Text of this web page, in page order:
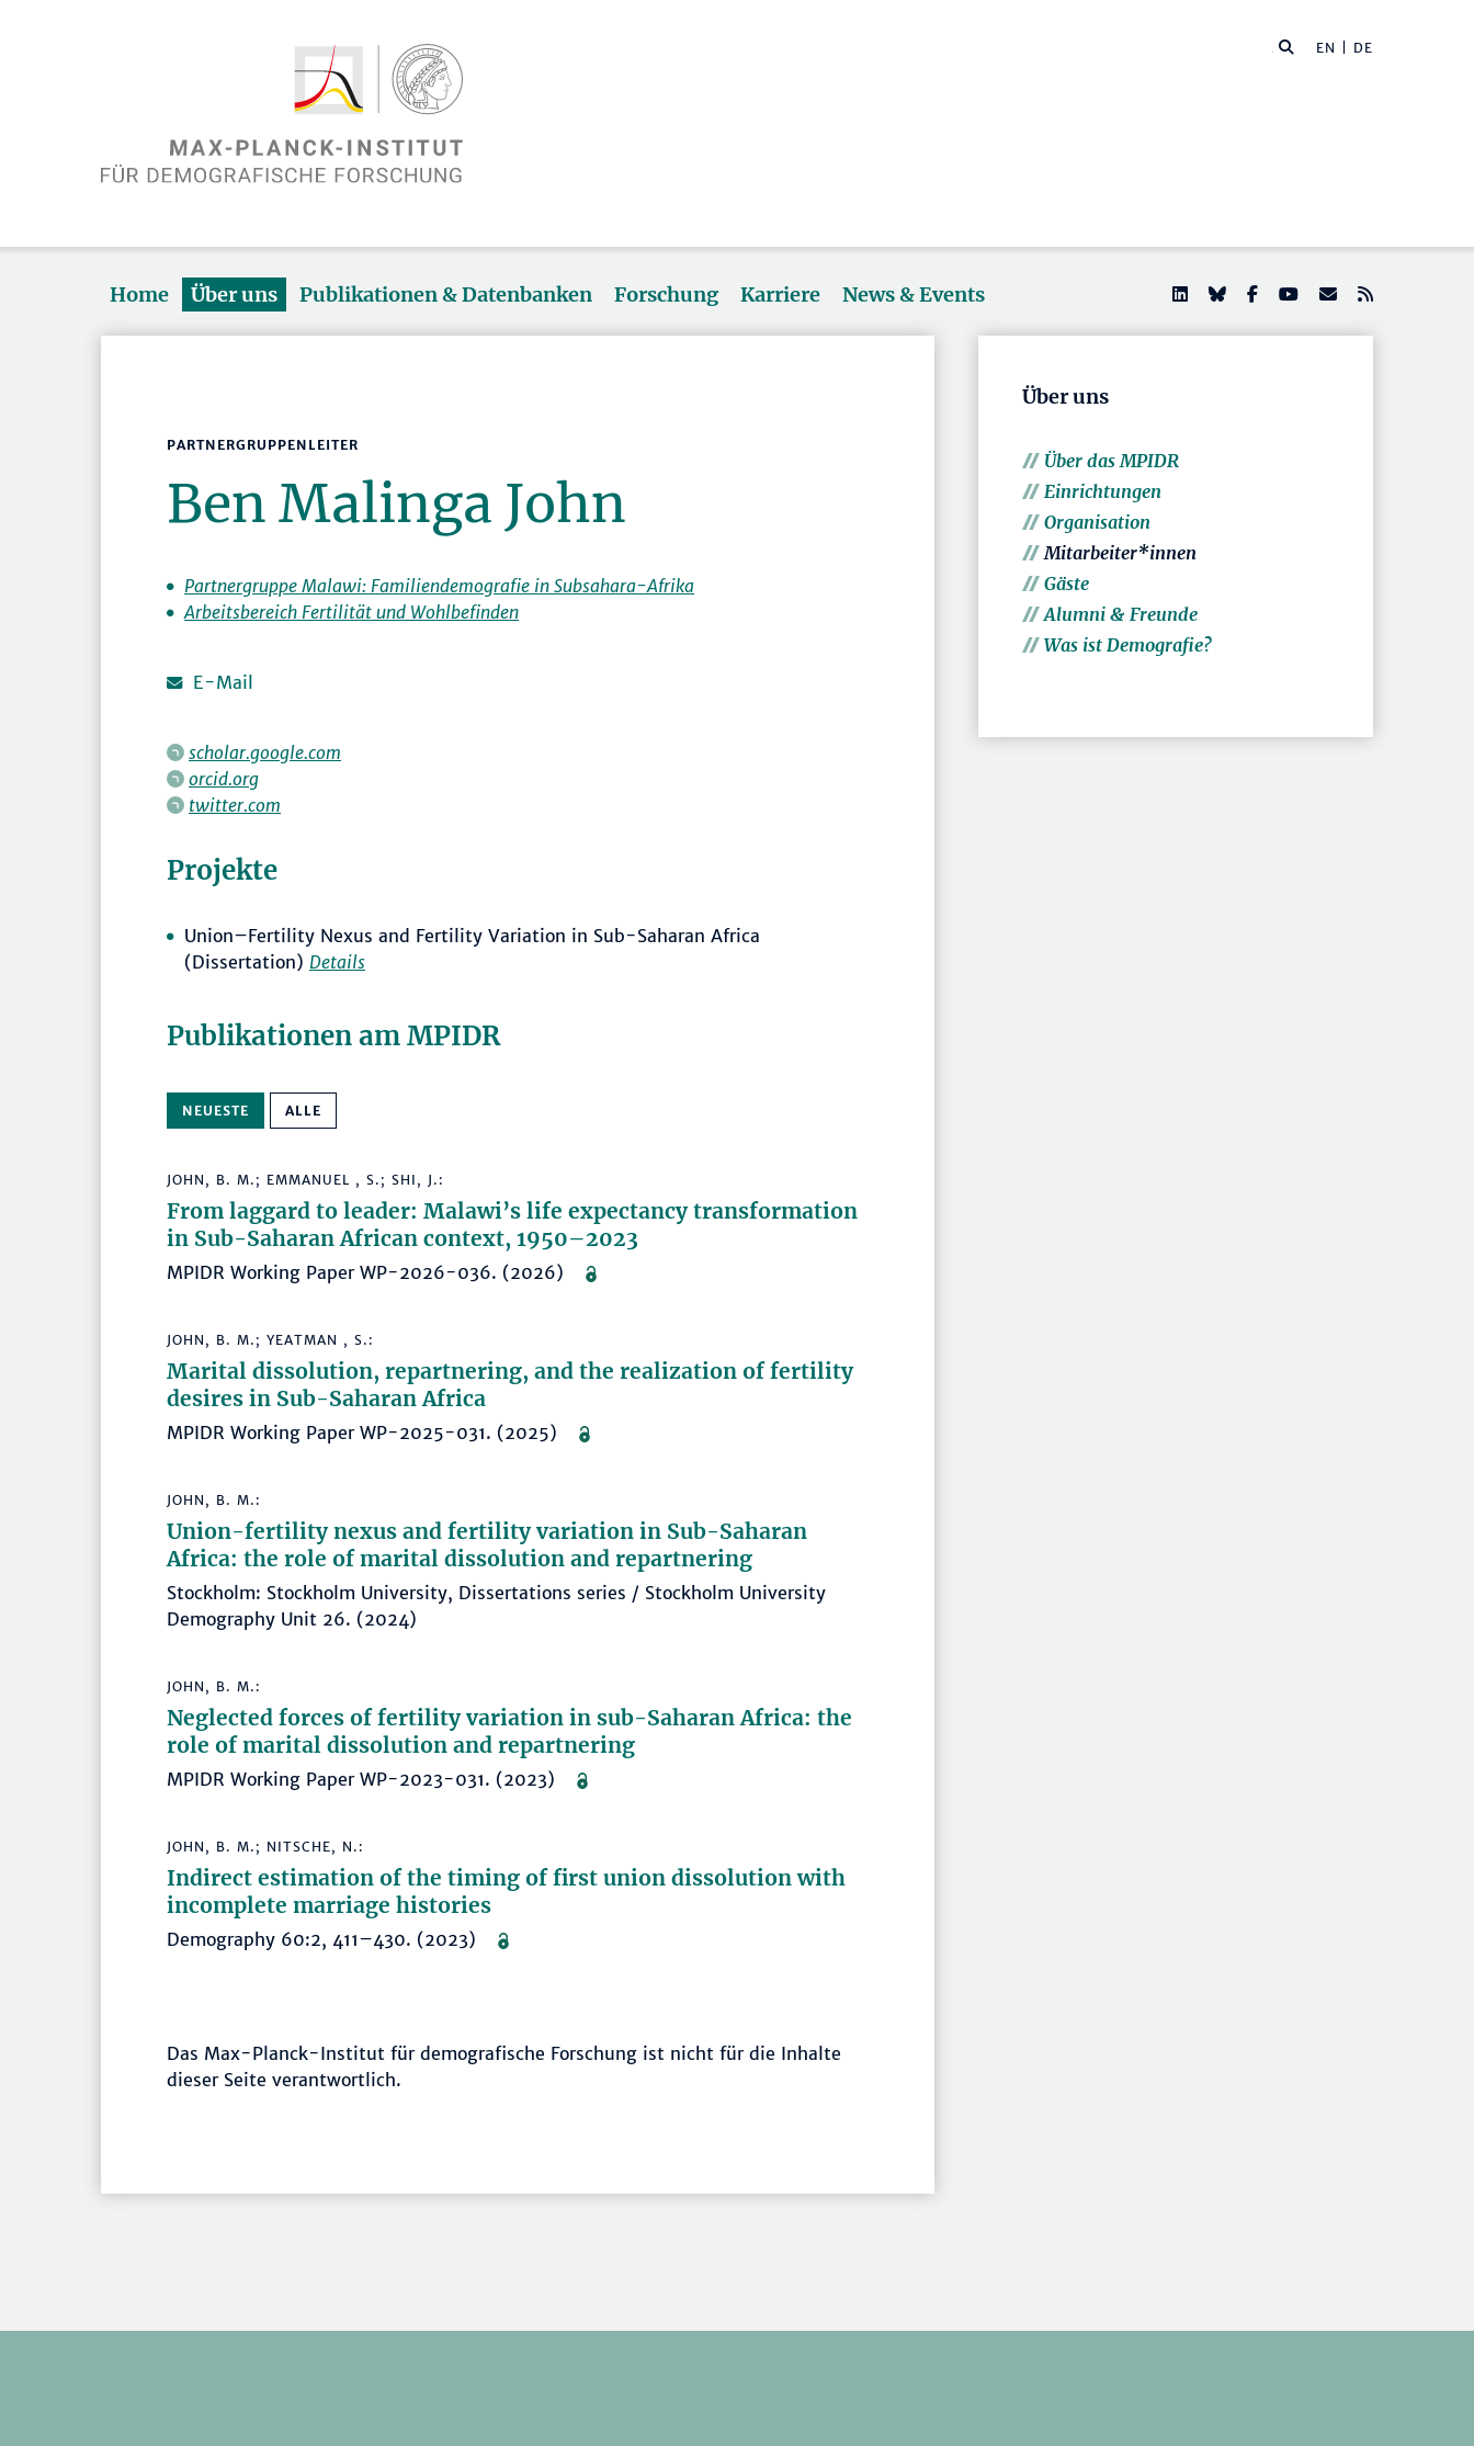
EN | DE
Home Über uns Publikationen & Datenbanken Forschung Karriere News & Events
PARTNERGRUPPENLEITER
Ben Malinga John
Partnergruppe Malawi: Familiendemografie in Subsahara-Afrika
Arbeitsbereich Fertilität und Wohlbefinden
E-Mail
scholar.google.com
orcid.org
twitter.com
Projekte
Union–Fertility Nexus and Fertility Variation in Sub-Saharan Africa
(Dissertation) Details
Publikationen am MPIDR
NEUESTE ALLE
JOHN, B. M.; EMMANUEL , S.; SHI, J.:
From laggard to leader: Malawi’s life expectancy transformation
in Sub-Saharan African context, 1950–2023
MPIDR Working Paper WP-2026-036. (2026)
JOHN, B. M.; YEATMAN , S.:
Marital dissolution, repartnering, and the realization of fertility
desires in Sub-Saharan Africa
MPIDR Working Paper WP-2025-031. (2025)
JOHN, B. M.:
Union-fertility nexus and fertility variation in Sub-Saharan
Africa: the role of marital dissolution and repartnering
Stockholm: Stockholm University, Dissertations series / Stockholm University
Demography Unit 26. (2024)
JOHN, B. M.:
Neglected forces of fertility variation in sub-Saharan Africa: the
role of marital dissolution and repartnering
MPIDR Working Paper WP-2023-031. (2023)
JOHN, B. M.; NITSCHE, N.:
Indirect estimation of the timing of first union dissolution with
incomplete marriage histories
Demography 60:2, 411–430. (2023)
Das Max-Planck-Institut für demografische Forschung ist nicht für die Inhalte
dieser Seite verantwortlich.
Über uns
Über das MPIDR
Einrichtungen
Organisation
Mitarbeiter*innen
Gäste
Alumni & Freunde
Was ist Demografie?